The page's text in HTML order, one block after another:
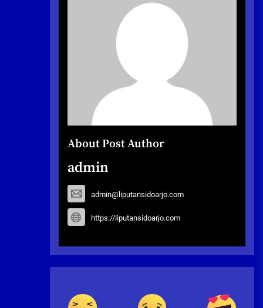
About Post Author
admin
admin@liputansidoarjo.com
https://liputansidoarjo.com